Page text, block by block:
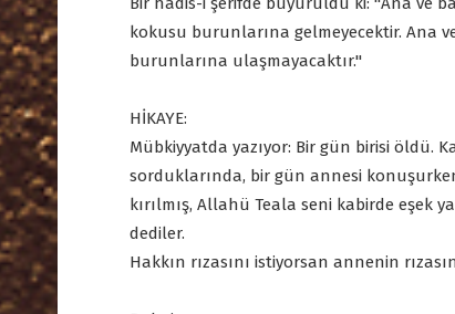
kokusu burunlarına gelmeyecektir. Ana
burunlarına ulaşmayacaktır."
HİKAYE:
Mübkiyyatda yazıyor: Bir gün birisi öldü.
sorduklarında, bir gün annesi
kırılmış, Allahü Teala seni kabirde eşek
dediler.
Hakkın rızasını istiyorsan annenin